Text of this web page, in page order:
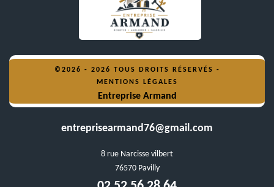
©2026 - 2026 TOUS DROITS RÉSERVÉS -
MENTIONS LÉGALES
Entreprise Armand
entreprisearmand76@gmail.com
8 rue Narcisse vilbert
76570 Pavilly